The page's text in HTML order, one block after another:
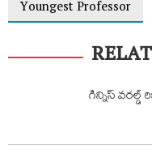
Youngest Professor
గిన్నిస్ వరల్డ్